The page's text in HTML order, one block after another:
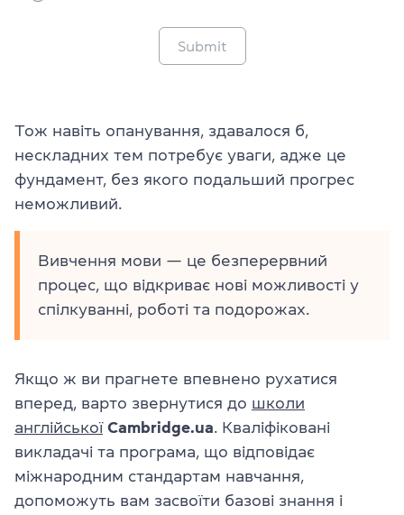
Submit
Тож навіть опанування, здавалося б,
нескладних тем потребує уваги, адже це
фундамент, без якого подальший прогрес
неможливий.
Вивчення мови — це безперервний
процес, що відкриває нові можливості у
спілкуванні, роботі та подорожах.
Якщо ж ви прагнете впевнено рухатися
вперед, варто звернутися до школи
англійської Cambridge.ua . Кваліфіковані
викладачі та програма, що відповідає
міжнародним стандартам навчання,
допоможуть вам засвоїти базові знання і